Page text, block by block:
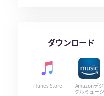
ダウンロード
iTunes Store
Amazonデジ
タルミュージ